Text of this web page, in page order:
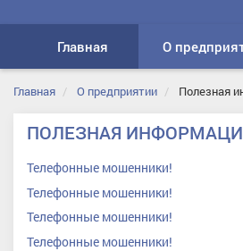
Главная О
Главная О предприятии Полезная
ПОЛЕЗНАЯ
Телефонные мошенники!
Телефонные мошенники!
Телефонные мошенники!
Телефонные мошенники!